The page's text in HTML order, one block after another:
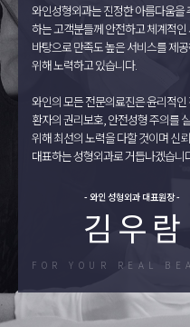
와인성형외과는 진정한 아름다움을
하는 고객분들께 안전하고 체계적인
바탕으로 만족도 높은 서비스를 제
위해 노력하고 있습니다.
와인의 모든 전문의료진은 윤리적인
환자의 권리보호, 안전성형 주의를
위해 최선의 노력을 다할 것이며 신
대표하는 성형외과로 거듭나겠습니
- 와인 성형외과 대표원장 -
김 우 람
FOR YOUR REAL